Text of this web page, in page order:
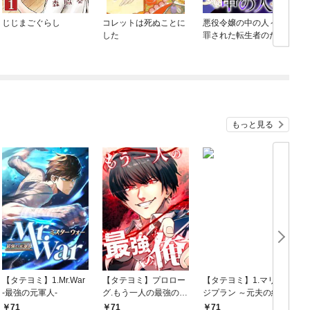
じじまごぐらし
コレットは死ぬことに
した
悪役令嬢の中の人～断
罪された転生者のため
嘘つきヒロインに復讐
もっと見る
【タテヨミ】1.Mr.War
-最強の元軍人-
71
【タテヨミ】プロロー
グ.もう一人の最強の
俺 －底辺からの成り
71
【タテヨミ】1.マリッ
ジプラン ～元夫の結婚
式をプランニングしま
71